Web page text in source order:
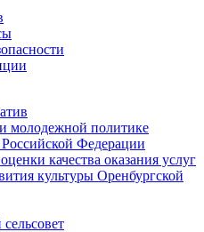
молодежной политике
Федерации
качества оказания услуг
культуры Оренбургской